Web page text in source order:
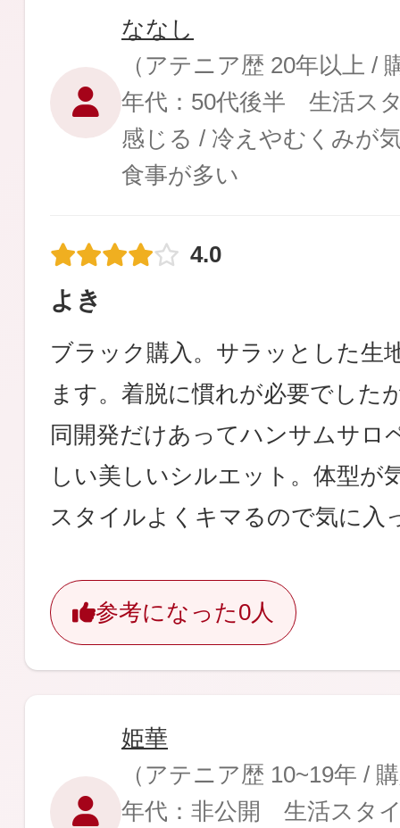
メイクアップ
健康食品／サプ
ギフト
ご利用ガイド
よくあるご質問
ななし
（アテニア歴 20年以上 /
年代：50代後半 生活ス
感じる / 冷えやむくみが
食事が多い
4.0
よき
ブラック購入。サラッとした生
ます。着脱に慣れが必要でした
同開発だけあってハンサムサロ
しい美しいシルエット。体型が
スタイルよくキマるので気に入
参考になった0人
姫華
（アテニア歴 10~19年 /
年代：非公開 生活スタ